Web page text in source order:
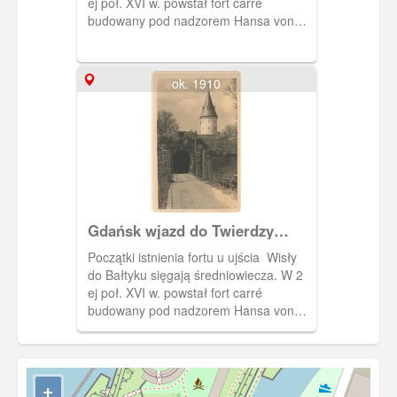
budowany pod nadzorem Hansa von
militarne. Jego załoga kontrolowała
statki wpływające do gdańskiego portu,
a wieża do 1758 r. spełniała rolę latarni
morskiej. W XIX r. znajdowało się tu
również więzienie. Obecnie pełni
funkcje muzealne.
ok. 1910
Gdańsk wjazd do Twierdzy
Wisłoujście, Danzig Eingang
zur Festung Weichselmünde
Początki istnienia fortu u ujścia Wisły
do Bałtyku sięgają średniowiecza. W 2
ej poł. XVI w. powstał fort carré
budowany pod nadzorem Hansa von
Lindau, następnie Antonego van
Obberghena. Obiekt pełnił funkcje
statki wpływające do gdańskiego portu,
+